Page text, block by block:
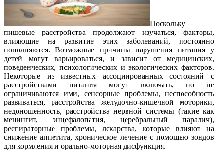
Поскольку
пищевые расстройства продолжают изучаться, факторы,
влияющие на развитие этих заболеваний, постоянно
пополняются. Возможные причины нарушения питания у
детей могут варьироваться, и зависит от медицинских,
поведенческих, психологических и экологических факторов.
Некоторые из известных ассоциированных состояний с
расстройствами питания могут включать, но не
ограничиваются ими, сенсорные проблемы, неспособность
развиваться, расстройства желудочно-кишечной моторики,
недоношенность, расстройства нервной системы (такие как
менингит, энцефалопатия, церебральный паралич),
респираторные проблемы, лекарства, которые влияют на
снижение аппетита, хроническое лечение с помощью зондов
для кормления и орально-моторная дисфункция.